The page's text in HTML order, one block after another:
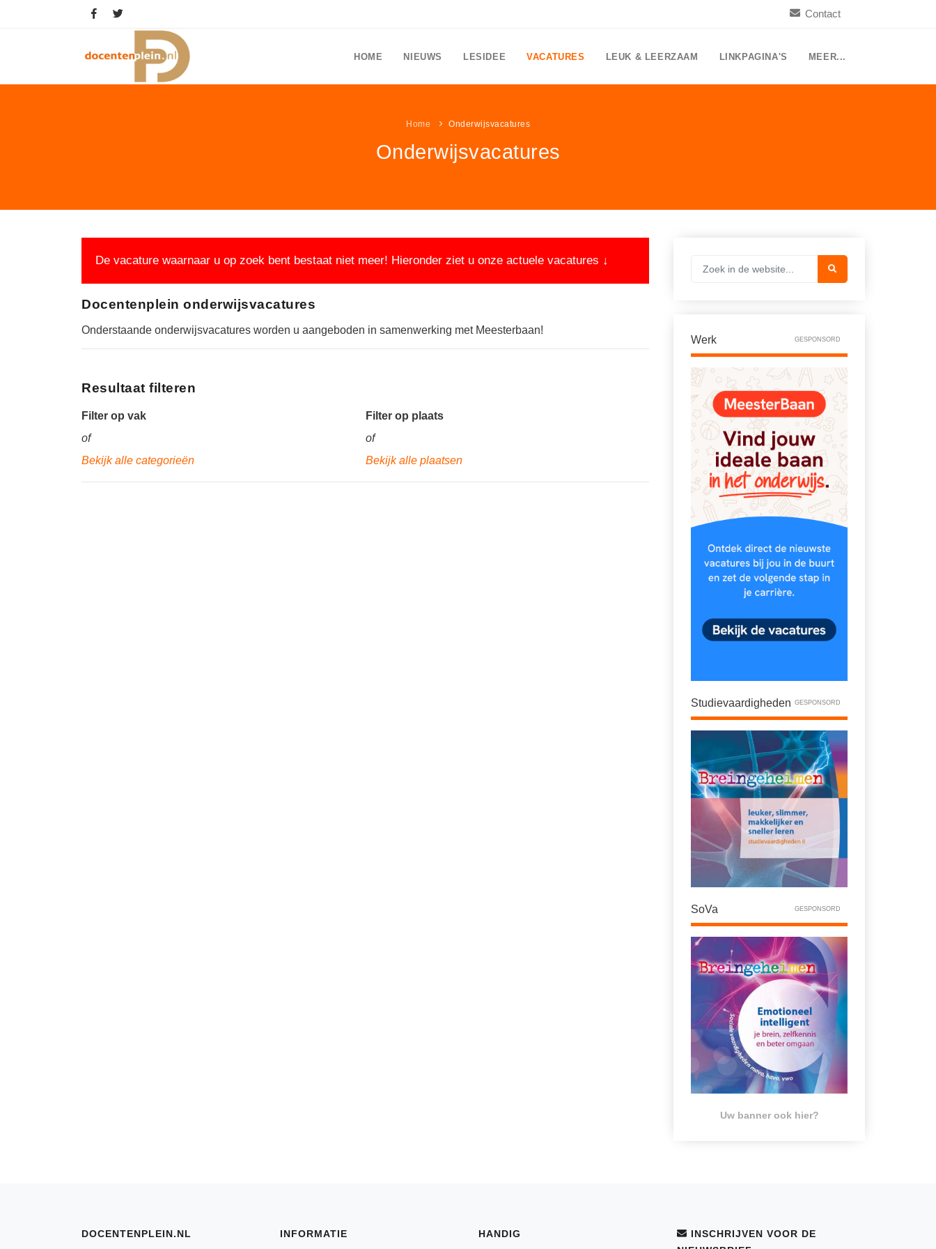
Contact
HOME NIEUWS LESIDEE VACATURES LEUK & LEERZAAM LINKPAGINA'S MEER...
Home Onderwijsvacatures
Onderwijsvacatures
De vacature waarnaar u op zoek bent bestaat niet meer! Hieronder ziet u onze actuele vacatures ↓
Docentenplein onderwijsvacatures
Onderstaande onderwijsvacatures worden u aangeboden in samenwerking met Meesterbaan!
Resultaat filteren
Filter op vak
of
Bekijk alle categorieën
Filter op plaats
of
Bekijk alle plaatsen
Werk GESPONSORD
Studievaardigheden GESPONSORD
SoVa GESPONSORD
Uw banner ook hier?
DOCENTENPLEIN.NL INFORMATIE HANDIG
INSCHRIJVEN VOOR DE